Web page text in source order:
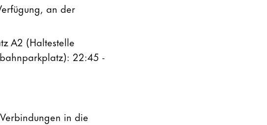
an der
A2 (Haltestelle
22:45 -
in die